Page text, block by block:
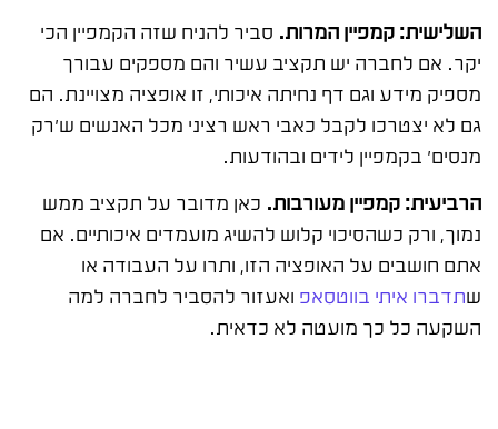
השלישית: קמפיין המרות. סביר להניח שזה הקמפיין הכי
יקר. אם לחברה יש תקציב עשיר והם מספקים עבורך
מספיק מידע וגם דף נחיתה איכותי, זו אופציה מצויינת. הם
גם לא יצטרכו לקבל כאבי ראש רציני מכל האנשים ש'רק
מנסים' בקמפיין לידים ובהודעות.
הרביעית: קמפיין מעורבות. כאן מדובר על תקציב ממש
נמוך, ורק כשהסיכוי קלוש להשיג מועמדים איכותיים. אם
אתם חושבים על האופציה הזו, ותרו על העבודה או
שתדברו איתי בווטסאפ ואעזור להסביר לחברה למה
השקעה כל כך מועטה לא כדאית.